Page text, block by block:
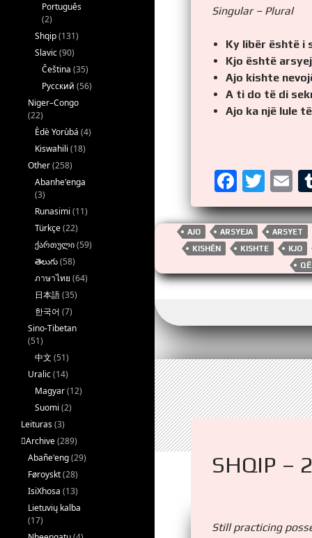
Singular – Plural
Ky libër është i
Kjo është
Ajo kishte
A ti do të di
Ajo ka një lule
F
a
ce
b
o
o
T
wi
tt
er
E
m
AJO ARSYEJA ARSYET
KISHËN
KISHTE KJO
QË
SHQIP –
Still practicing
Português
(2)
Shqip(131)
Slavic(90)
Čeština (35)
Русский (56)
Niger–Congo
(22)
Èdè Yorùbá (4)
Kiswahili (18)
Other(258)
Abanhe'enga
(3)
Runasimi (11)
Türkçe(22)
ქართული(59)
తెలుగు(58)
ภาษาไทย (64)
日本語(35)
한국어 (7)
Sino-Tibetan
(51)
中文 (51)
Uralic(14)
Magyar(12)
Suomi (2)
Leituras(3)
􏿽Archive(289)
Abañe'eng(29)
Føroyskt(28)
IsiXhosa (13)
Lietuvių kalba
(17)